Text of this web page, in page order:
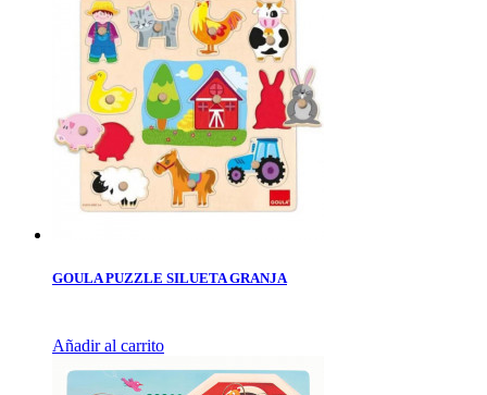
GOULA PUZZLE SILUETA GRANJA
Añadir al carrito